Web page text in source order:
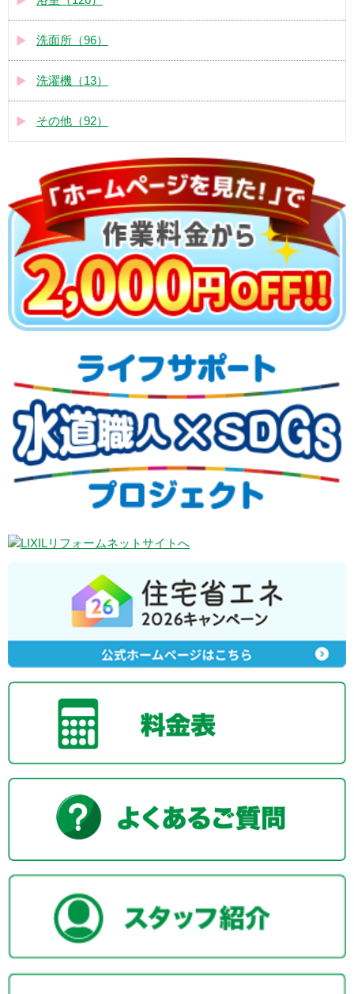
洗面所（96）
洗濯機（13）
その他（92）